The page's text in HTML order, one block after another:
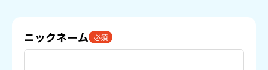
ニックネーム 必須